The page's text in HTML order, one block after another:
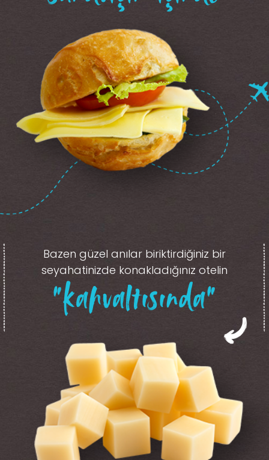
Bazen güzel anılar biriktirdiğiniz bir
seyahatinizde konakladığınız otelin
“kahvaltısında”